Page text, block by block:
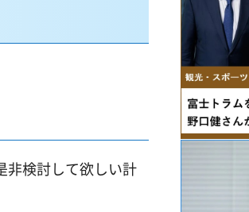
非検討して欲しい計